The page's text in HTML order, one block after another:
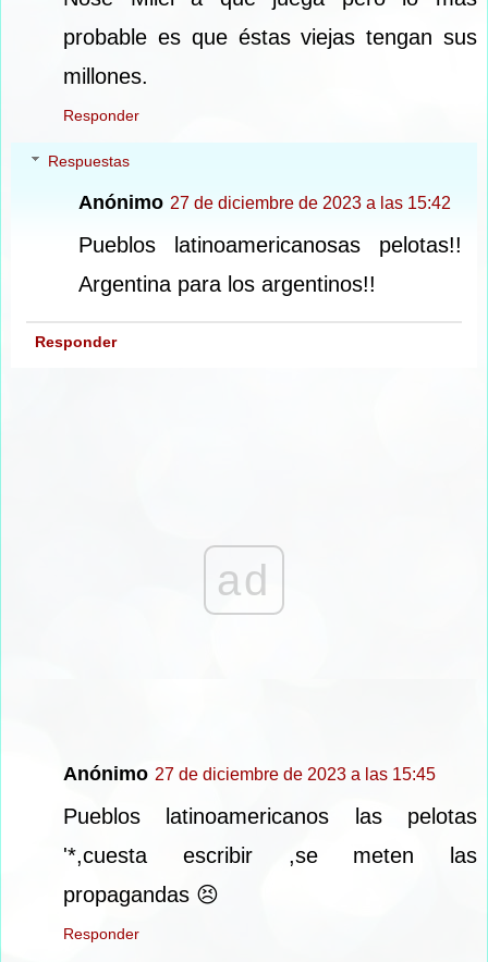
probable es que éstas viejas tengan sus
millones.
Responder
Respuestas
Anónimo 27 de diciembre de 2023 a las 15:42
Pueblos latinoamericanosas pelotas!!
Argentina para los argentinos!!
Responder
ad
Anónimo 27 de diciembre de 2023 a las 15:45
Pueblos latinoamericanos las pelotas
'*,cuesta escribir ,se meten las
propagandas 😣
Responder